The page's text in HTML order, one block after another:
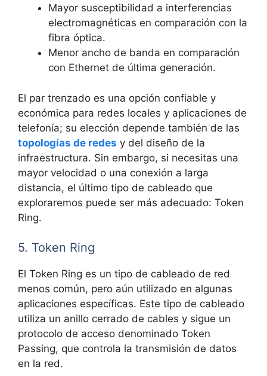
Mayor susceptibilidad a interferencias
electromagnéticas en comparación con la
fibra óptica.
Menor ancho de banda en comparación
con Ethernet de última generación.
El par trenzado es una opción confiable y
económica para redes locales y aplicaciones de
telefonía; su elección depende también de las
topologías de redes y del diseño de la
infraestructura. Sin embargo, si necesitas una
mayor velocidad o una conexión a larga
distancia, el último tipo de cableado que
exploraremos puede ser más adecuado: Token
Ring.
5. Token Ring
El Token Ring es un tipo de cableado de red
menos común, pero aún utilizado en algunas
aplicaciones específicas. Este tipo de cableado
utiliza un anillo cerrado de cables y sigue un
protocolo de acceso denominado Token
Passing, que controla la transmisión de datos
en la red.